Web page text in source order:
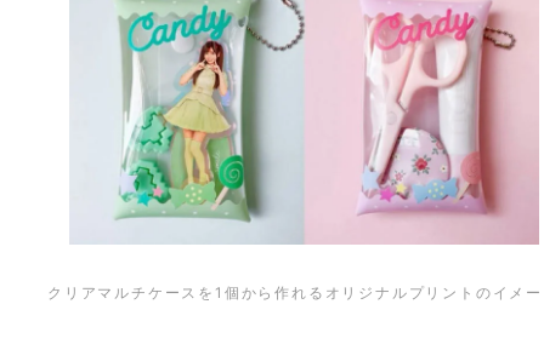
クリアマルチケースを1個から作れるオリジナルプリントのイメ